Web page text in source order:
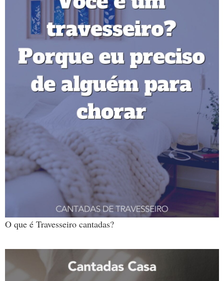
O que é Travesseiro cantadas?